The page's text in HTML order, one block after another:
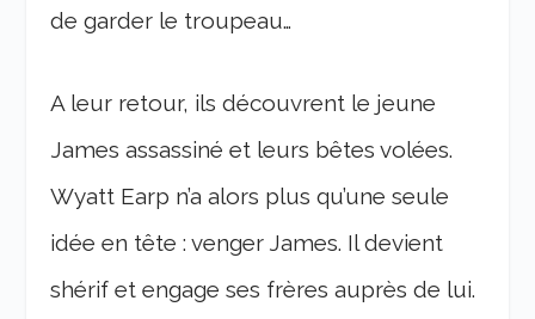
de garder le troupeau…
A leur retour, ils découvrent le jeune
James assassiné et leurs bêtes volées.
Wyatt Earp n’a alors plus qu’une seule
idée en tête : venger James. Il devient
shérif et engage ses frères auprès de lui.